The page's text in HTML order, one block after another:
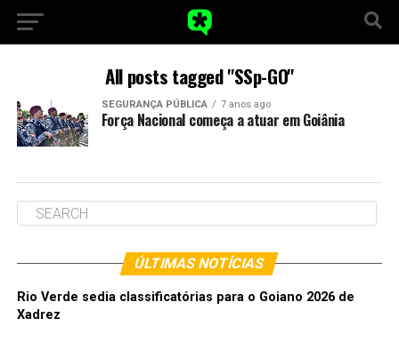
All posts tagged "SSp-GO"
SEGURANÇA PÚBLICA 7 anos ago
Força Nacional começa a atuar em Goiânia
ÚLTIMAS NOTÍCIAS
Rio Verde sedia classificatórias para o Goiano 2026 de
Xadrez